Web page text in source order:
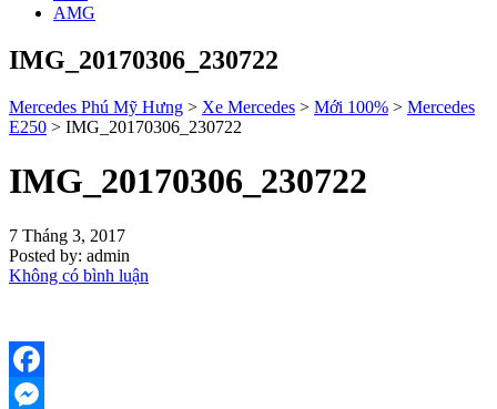
AMG
IMG_20170306_230722
Mercedes Phú Mỹ Hưng > Xe Mercedes > Mới 100% > Mercedes
E250 > IMG_20170306_230722
IMG_20170306_230722
7 Tháng 3, 2017
Posted by: admin
Không có bình luận
Facebook